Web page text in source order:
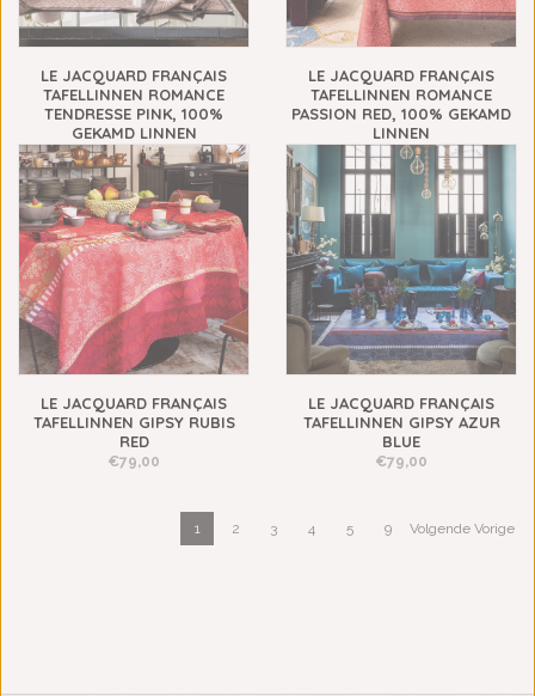
LE JACQUARD FRANÇAIS
TAFELLINNEN ROMANCE
TENDRESSE PINK, 100%
GEKAMD LINNEN
€109,00
LE JACQUARD FRANÇAIS
TAFELLINNEN ROMANCE
PASSION RED, 100% GEKAMD
LINNEN
€109,00
LE JACQUARD FRANÇAIS
TAFELLINNEN GIPSY RUBIS
RED
€79,00
LE JACQUARD FRANÇAIS
TAFELLINNEN GIPSY AZUR
BLUE
€79,00
1 2 3 4 5 9 Volgende Vorige